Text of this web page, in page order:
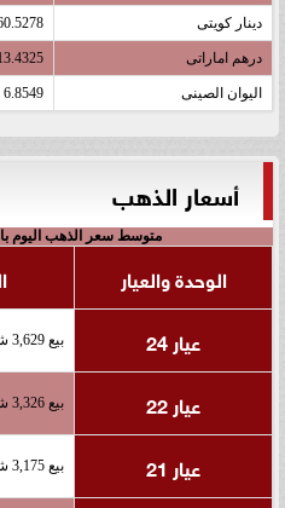
دينار كويتى
درهم اماراتى
اليوان الصينى 6.8549
أسعار الذهب
متوسط سعر الذهب اليوم
الوحدة والعيار
عيار 24
بيع 3,629 شراء 3,686
عيار 22 بيع 3,326 شراء 3,379
عيار 21 بيع 3,175 شراء 3,225